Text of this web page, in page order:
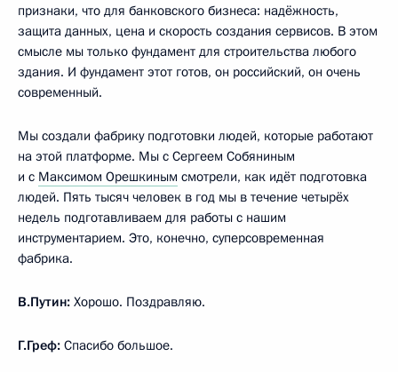
признаки, что для банковского бизнеса: надёжность,
защита данных, цена и скорость создания сервисов. В этом
смысле мы только фундамент для строительства любого
здания. И фундамент этот готов, он российский, он очень
современный.
Мы создали фабрику подготовки людей, которые работают
на этой платформе. Мы с Сергеем Собяниным
и с Максимом Орешкиным смотрели, как идёт подготовка
людей. Пять тысяч человек в год мы в течение четырёх
недель подготавливаем для работы с нашим
инструментарием. Это, конечно, суперсовременная
фабрика.
В.Путин: Хорошо. Поздравляю.
Г.Греф: Спасибо большое.